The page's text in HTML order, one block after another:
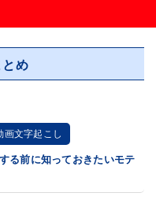
とめ
画文字起こし
る前に知っておきたいモテ